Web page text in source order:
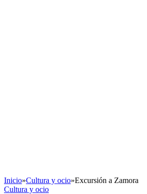
Inicio»Cultura y ocio»Excursión a Zamora
Cultura y ocio